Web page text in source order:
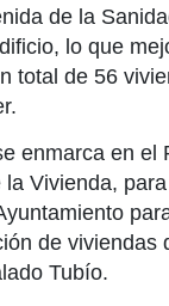
de la
lo que
total de 56
enmarca en el
la Vivienda,
de viviendas
Tubío.